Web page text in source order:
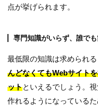
点が挙げられます。
専門知識がいらず、誰で
最低限の知識は求められる
んどなくてもWebサイト
ットといえるでしょう。
作れるようになっているた